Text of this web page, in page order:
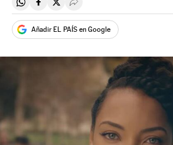
Compartir en Whatsapp
Compartir en Facebook
Compartir en Twitter
Desplegar Redes Sociales
Añadir EL PAÍS en Google